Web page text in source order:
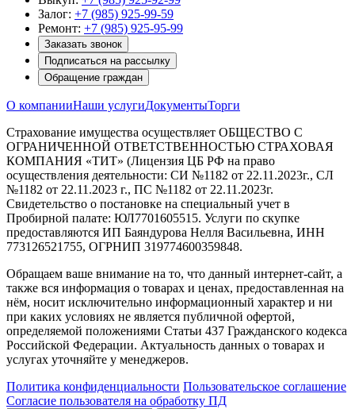
Залог: +7 (985) 925-99-59
Ремонт: +7 (985) 925-95-99
Заказать звонок
Подписаться на рассылку
Обращение граждан
О компанииНаши услугиДокументыТорги
Страхование имущества осуществляет ОБЩЕСТВО С
ОГРАНИЧЕННОЙ ОТВЕТСТВЕННОСТЬЮ СТРАХОВАЯ
КОМПАНИЯ «ТИТ» (Лицензия ЦБ РФ на право
осуществления деятельности: СИ №1182 от 22.11.2023г., СЛ
№1182 от 22.11.2023 г., ПС №1182 от 22.11.2023г.
Свидетельство о постановке на специальный учет в
Пробирной палате: ЮЛ7701605515. Услуги по скупке
предоставляются ИП Баяндурова Нелля Васильевна, ИНН
773126521755, ОГРНИП 319774600359848.
Обращаем ваше внимание на то, что данный интернет-сайт, а
также вся информация о товарах и ценах, предоставленная на
нём, носит исключительно информационный характер и ни
при каких условиях не является публичной офертой,
определяемой положениями Статьи 437 Гражданского кодекса
Российской Федерации. Актуальность данных о товарах и
услугах уточняйте у менеджеров.
Политика конфиденциальности Пользовательское соглашение
Согласие пользователя на обработку ПД